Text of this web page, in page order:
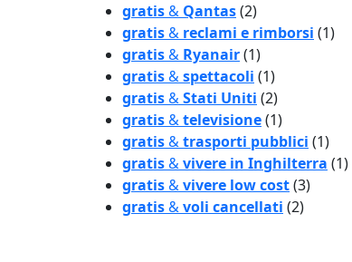
gratis& Qantas(2)
gratis& reclami e rimborsi (1)
gratis& Ryanair(1)
gratis&spettacoli (1)
gratis&Stati Uniti (2)
gratis&televisione(1)
gratis&trasporti pubblici (1)
gratis&vivere in Inghilterra (1)
gratis&vivere low cost(3)
gratis&voli cancellati (2)